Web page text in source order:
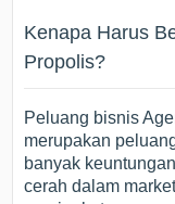
Kenapa Harus
Propolis?
Peluang bisnis
merupakan
banyak
cerah dalam